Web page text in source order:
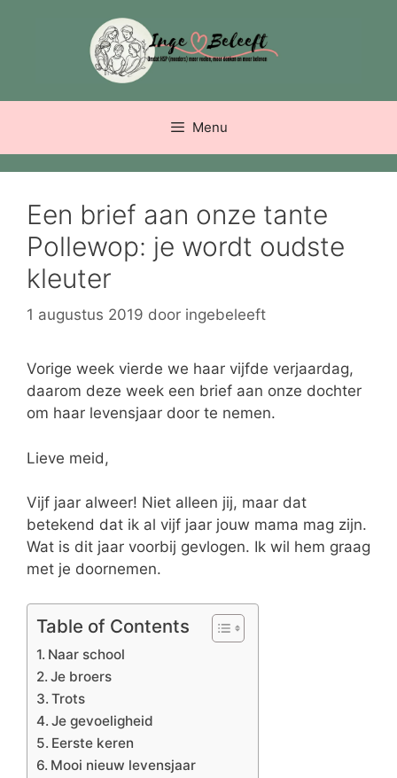
Menu
Een brief aan onze tante
Pollewop: je wordt oudste
kleuter
1 augustus 2019 door ingebeleeft
Vorige week vierde we haar vijfde verjaardag,
daarom deze week een brief aan onze dochter
om haar levensjaar door te nemen.
Lieve meid,
Vijf jaar alweer! Niet alleen jij, maar dat
betekend dat ik al vijf jaar jouw mama mag zijn.
Wat is dit jaar voorbij gevlogen. Ik wil hem graag
met je doornemen.
Table of Contents
Naar school
Je broers
Trots
Je gevoeligheid
Eerste keren
Mooi nieuw levensjaar